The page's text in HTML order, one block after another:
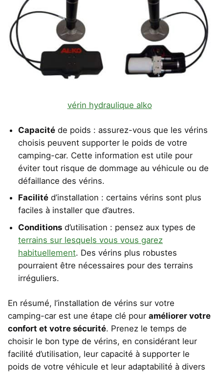
vérin hydraulique alko
Capacité de poids : assurez-vous que les vérins
choisis peuvent supporter le poids de votre
camping-car. Cette information est utile pour
éviter tout risque de dommage au véhicule ou de
défaillance des vérins.
Facilité d’installation : certains vérins sont plus
faciles à installer que d’autres.
Conditions d’utilisation : pensez aux types de
terrains sur lesquels vous vous garez
habituellement. Des vérins plus robustes
pourraient être nécessaires pour des terrains
irréguliers.
En résumé, l’installation de vérins sur votre
camping-car est une étape clé pour améliorer votre
confort et votre sécurité. Prenez le temps de
choisir le bon type de vérins, en considérant leur
facilité d’utilisation, leur capacité à supporter le
poids de votre véhicule et leur adaptabilité à divers